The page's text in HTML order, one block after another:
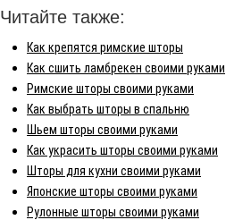
Читайте также:
Как крепятся римские шторы
Как сшить ламбрекен своими руками
Римские шторы своими руками
Как выбрать шторы в спальню
Шьем шторы своими руками
Как украсить шторы своими руками
Шторы для кухни своими руками
Японские шторы своими руками
Рулонные шторы своими руками